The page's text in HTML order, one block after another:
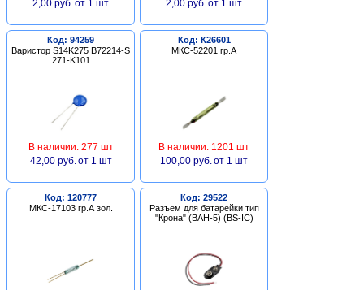
2,00 руб. от 1 шт
2,00 руб. от 1 шт
Код: 94259
Варистор S14K275 B72214-S
271-K101
В наличии: 277 шт
42,00 руб. от 1 шт
Код: К26601
МКС-52201 гр.А
В наличии: 1201 шт
100,00 руб. от 1 шт
Код: 120777
МКС-17103 гр.А зол.
Код: 29522
Разъем для батарейки тип
"Крона" (BAH-5) (BS-IC)